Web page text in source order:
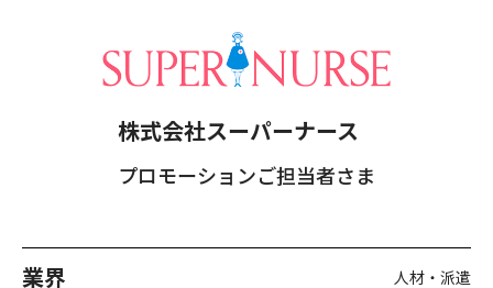
株式会社スーパーナース
プロモーションご担当者さま
業界 人材・派遣